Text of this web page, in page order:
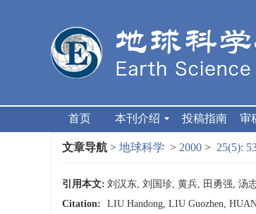
首页 本刊介绍 投稿指南 审
文章导航 > 地球科学 > 2000 > 25(5):
引用本文: 刘汉东, 刘国珍, 黄兵, 田勇强, 汤
Citation:
LIU Handong, LIU Guozhen,